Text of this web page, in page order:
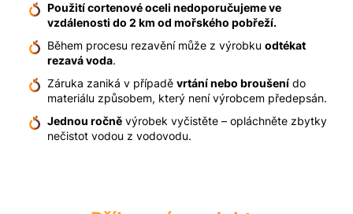
Použití cortenové oceli nedoporučujeme ve
vzdálenosti do 2 km od mořského pobřeží.
Během procesu rezavění může z výrobku odtékat
rezavá voda.
Záruka zaniká v případě vrtání nebo broušení do
materiálu způsobem, který není výrobcem předepsán.
Jednou ročně výrobek vyčistěte – opláchněte zbytky
nečistot vodou z vodovodu.